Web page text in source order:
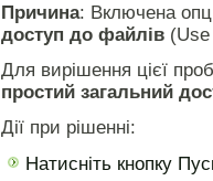
Причина: Включена
доступ до файлів
Для вирішення цієї
простий загальний
Дії при рішенні:
Натисніть кнопку